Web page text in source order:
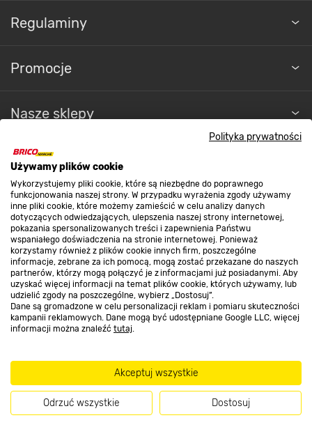
Polityka prywatności
Używamy plików cookie
Wykorzystujemy pliki cookie, które są niezbędne do poprawnego
funkcjonowania naszej strony. W przypadku wyrażenia zgody używamy
inne pliki cookie, które możemy zamieścić w celu analizy danych
dotyczących odwiedzających, ulepszenia naszej strony internetowej,
pokazania spersonalizowanych treści i zapewnienia Państwu
wspaniałego doświadczenia na stronie internetowej. Ponieważ
korzystamy również z plików cookie innych firm, poszczególne
informacje, zebrane za ich pomocą, mogą zostać przekazane do naszych
partnerów, którzy mogą połączyć je z informacjami już posiadanymi. Aby
uzyskać więcej informacji na temat plików cookie, których używamy, lub
udzielić zgody na poszczególne, wybierz „Dostosuj”.
Dane są gromadzone w celu personalizacji reklam i pomiaru skuteczności
kampanii reklamowych. Dane mogą być udostępniane Google LLC, więcej
informacji można znaleźć tutaj.
Akceptuj wszystkie
Odrzuć wszystkie Dostosuj
Regulaminy
Promocje
Nasze sklepy
O nas
Kontakt do sklepu
Strefa biznesu
Dołącz do nas